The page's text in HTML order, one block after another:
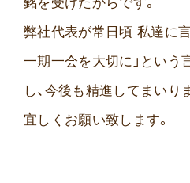
弊社代表が常日頃 私達に
一期一会を大切に」という
し、今後も精進してまいり
宜しくお願い致します。